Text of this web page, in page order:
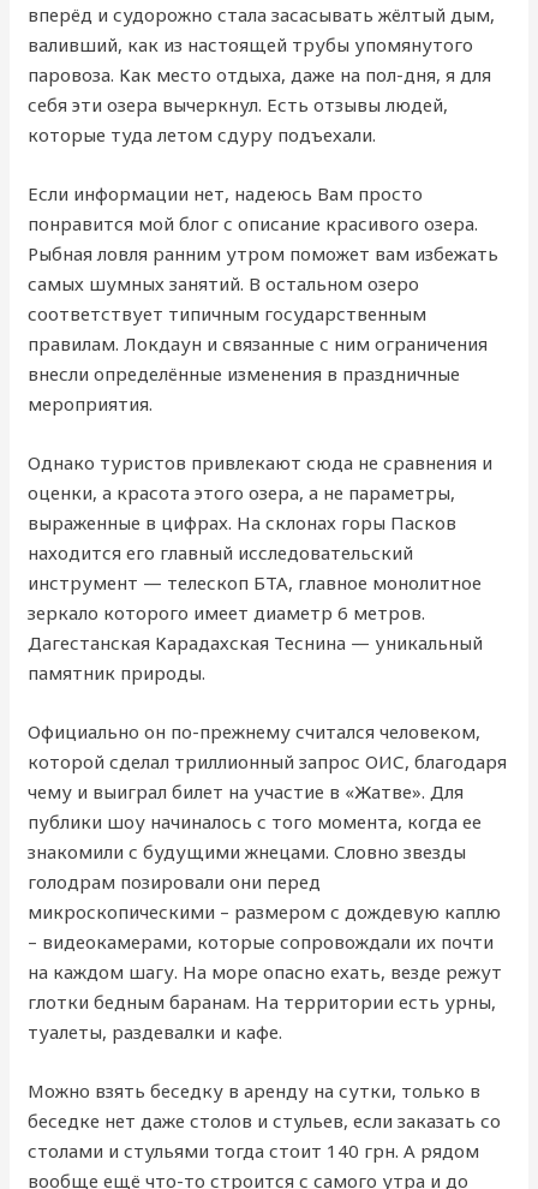
вперёд и судорожно стала засасывать жёлтый дым,
валивший, как из настоящей трубы упомянутого
паровоза. Как место отдыха, даже на пол-дня, я для
себя эти озера вычеркнул. Есть отзывы людей,
которые туда летом сдуру подъехали.
Если информации нет, надеюсь Вам просто
понравится мой блог с описание красивого озера.
Рыбная ловля ранним утром поможет вам избежать
самых шумных занятий. В остальном озеро
соответствует типичным государственным
правилам. Локдаун и связанные с ним ограничения
внесли определённые изменения в праздничные
мероприятия.
Однако туристов привлекают сюда не сравнения и
оценки, а красота этого озера, а не параметры,
выраженные в цифрах. На склонах горы Пасков
находится его главный исследовательский
инструмент — телескоп БТА, главное монолитное
зеркало которого имеет диаметр 6 метров.
Дагестанская Карадахская Теснина — уникальный
памятник природы.
Официально он по-прежнему считался человеком,
которой сделал триллионный запрос ОИС, благодаря
чему и выиграл билет на участие в «Жатве». Для
публики шоу начиналось с того момента, когда ее
знакомили с будущими жнецами. Словно звезды
голодрам позировали они перед
микроскопическими – размером с дождевую каплю
– видеокамерами, которые сопровождали их почти
на каждом шагу. На море опасно ехать, везде режут
глотки бедным баранам. На территории есть урны,
туалеты, раздевалки и кафе.
Можно взять беседку в аренду на сутки, только в
беседке нет даже столов и стульев, если заказать со
столами и стульями тогда стоит 140 грн. А рядом
вообще ещё что-то строится с самого утра и до